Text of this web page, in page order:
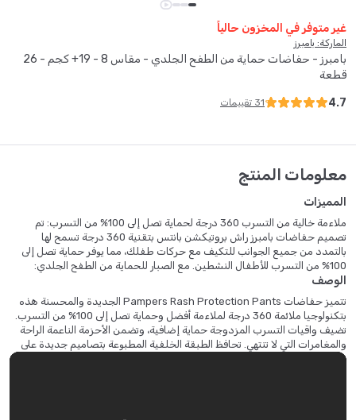
غير متوفر في المخزون حالياً
الماركة: بامبرز
بامبرز - حفاضات حماية من الطفح الجلدي - مقاس 8 - 19+ كجم - 26
قطعة
4.7
31 تقييمات
معلومات المنتج
المميزات
ملاءمة خالية من التسرب 360 درجة لحماية تصل إلى 100% من التسرب: تم
تصميم حفاضات بامبرز راش بروتيكشن بانتس بتقنية 360 درجة تسمح لها
بالتمدد من جميع الجوانب للتكيف مع حركات طفلك، مما يوفر حماية تصل إلى
100% من التسرب للأطفال النشطين. مع الصبار للحماية من الطفح الجلدي:
حفاضات بامبرز راش بروتيكشن بانتس مع الصبار تخلق حاجزًا للرطوبة لتهدئة
وحماية بشرة طفلك من طفح الحفاضات. تساعد خصائص الصبار المهدئة على
تقليل التهيج للحصول على بشرة ناعمة وصحية. حزام أكثر نعومة: حفاضات بامبرز
راش بروتيكشن بانتس تعطي الأولوية الكاملة لراحة طفلك. تتميز بأحزمة أكثر
نعومة. تصاميم جديدة للملاءات الخلفية: لا تلهم الملاءة الخلفية بتصاميم جديدة
الفرح فحسب، بل تعمل أيضًا كطبقة إضافية للمساعدة في إبعاد البلل.
الوصف
تتميز حفاضات Pampers Rash Protection Pants الجديدة والمحسنة هذه
بتكنولوجيا ملائمة 360 درجة لملاءمة أفضل وحماية تصل إلى 100% من التسرب.
تضيف واقيات التسرب المزدوجة حماية إضافية، وتضمن الأحزمة الناعمة الراحة
والمغامرات التي لا تنتهي. تحافظ الطبقة الخلفية المطبوعة بتصاميم جديدة على
الرطوبة بعيدًا.